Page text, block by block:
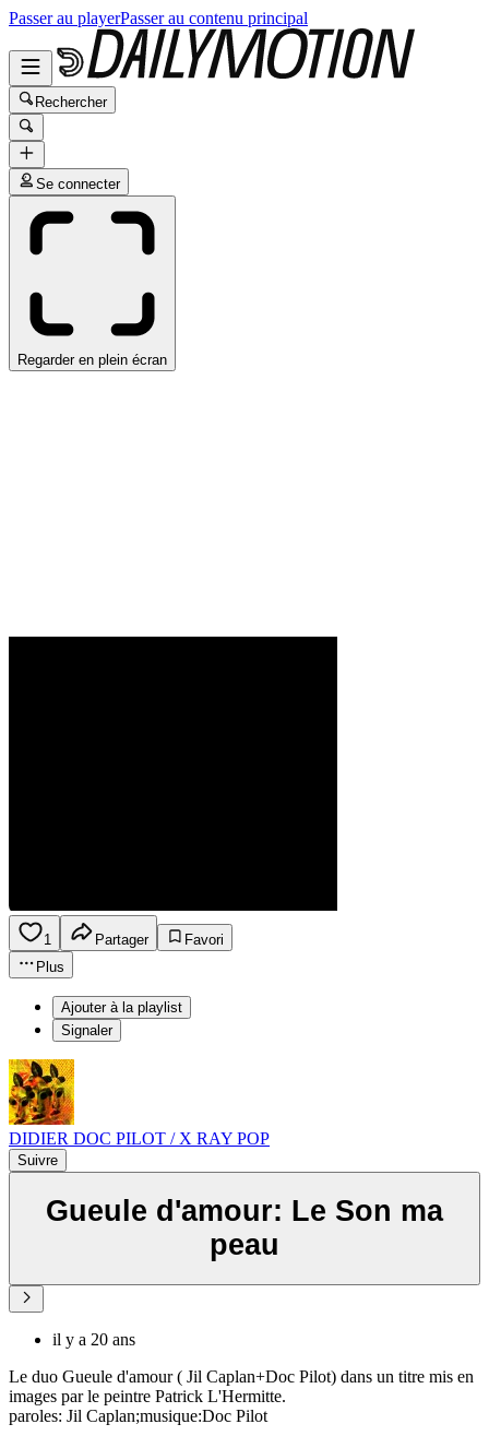
Passer au playerPasser au contenu principal
Rechercher
Se connecter
Regarder en plein écran
1 Partager
Favori
Plus
Ajouter à la playlist
Signaler
DIDIER DOC PILOT / X RAY POP
Suivre
Gueule d'amour: Le Son ma
peau
il y a 20 ans
Le duo Gueule d'amour ( Jil Caplan+Doc Pilot) dans un titre mis en
images par le peintre Patrick L'Hermitte.
paroles: Jil Caplan;musique:Doc Pilot